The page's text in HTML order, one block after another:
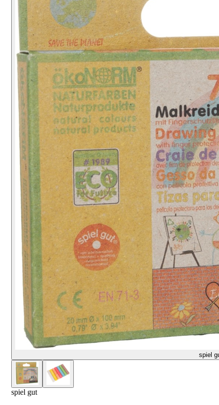
spiel
spiel gut